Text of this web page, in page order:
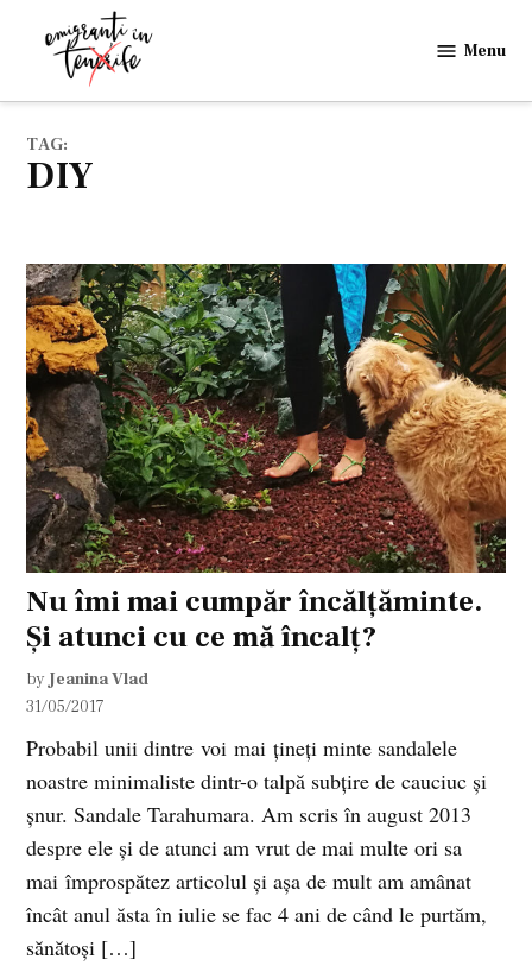
in
Menu
TAG:
DIY
Nu îmi mai cumpăr încălțăminte.
Și atunci cu ce mă încalț?
by Jeanina Vlad
31/05/2017
Probabil unii dintre voi mai țineți minte sandalele
noastre minimaliste dintr-o talpă subțire de cauciuc și
șnur. Sandale Tarahumara. Am scris în august 2013
despre ele și de atunci am vrut de mai multe ori sa
mai împrospătez articolul și așa de mult am amânat
încât anul ăsta în iulie se fac 4 ani de când le purtăm,
sănătoși […]